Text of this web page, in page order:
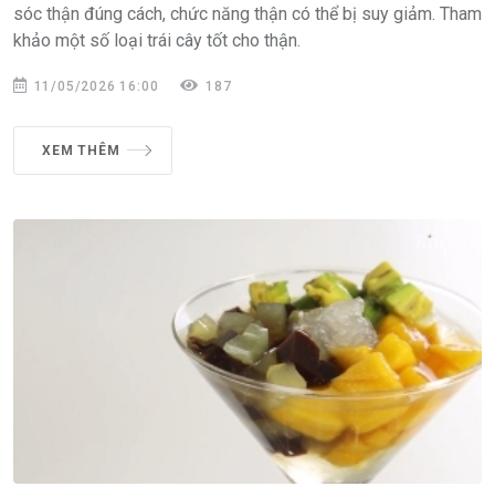
sóc thận đúng cách, chức năng thận có thể bị suy giảm. Tham
khảo một số loại trái cây tốt cho thận.
11/05/2026 16:00 187
XEM THÊM